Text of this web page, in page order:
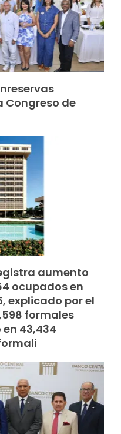
Congreso de
aumento
ocupados en
explicado por el
formales
43,434